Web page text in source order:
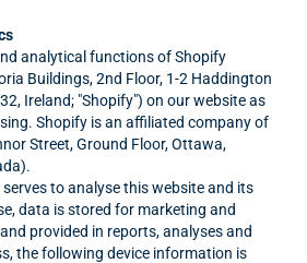
analytical functions of Shopify
Buildings,2nd Floor, 1-2 Haddington
Ireland; "Shopify") on our website as
Shopify is an affiliated company of
Street, Ground Floor, Ottawa,
to analyse this website and its
data is stored for marketing and
provided in reports, analyses and
the following device information is